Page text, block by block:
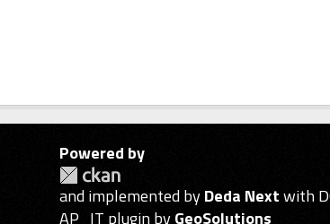
Powered by
and implemented byDeda Nextwith
AP_IT plugin byGeoSolutions